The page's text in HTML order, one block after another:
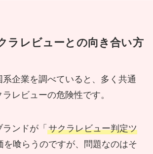
ラレビューとの向き合い方
系企業を調べていると、多く共通
レビューの危険性です。
ンドが「 サクラレビュー判定ツ
を喰らうのですが、問題なのはそ